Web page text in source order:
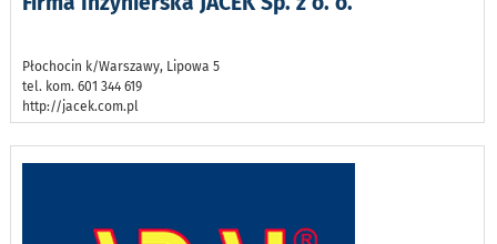
Płochocin k/Warszawy, Lipowa 5
tel. kom. 601 344 619
http://jacek.com.pl